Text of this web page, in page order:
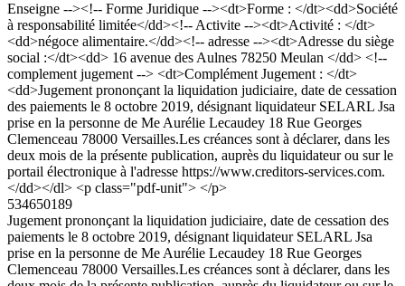
Enseigne --><!-- Forme Juridique --><dt>Forme : </dt><dd>Société
à responsabilité limitée</dd><!-- Activite --><dt>Activité : </dt>
<dd>négoce alimentaire.</dd><!-- adresse --><dt>Adresse du siège
social :</dt><dd> 16 avenue des Aulnes 78250 Meulan </dd> <!--
complement jugement --> <dt>Complément Jugement : </dt>
<dd>Jugement prononçant la liquidation judiciaire, date de cessation
des paiements le 8 octobre 2019, désignant liquidateur SELARL Jsa
prise en la personne de Me Aurélie Lecaudey 18 Rue Georges
Clemenceau 78000 Versailles.Les créances sont à déclarer, dans les
deux mois de la présente publication, auprès du liquidateur ou sur le
portail électronique à l'adresse https://www.creditors-services.com.
</dd></dl> <p class="pdf-unit"> </p>
534650189
Jugement prononçant la liquidation judiciaire, date de cessation des
paiements le 8 octobre 2019, désignant liquidateur SELARL Jsa
prise en la personne de Me Aurélie Lecaudey 18 Rue Georges
Clemenceau 78000 Versailles.Les créances sont à déclarer, dans les